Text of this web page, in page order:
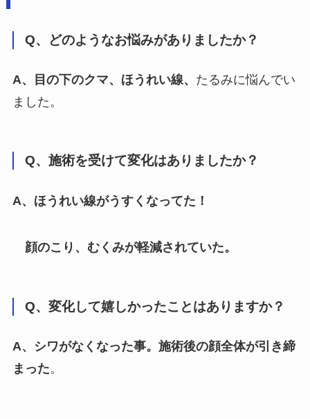
Q、どのようなお悩みがありましたか？
A、目の下のクマ、ほうれい線、 たるみに悩んでい
ました。
Q、施術を受けて変化はありましたか？
A、ほうれい線がうすくなってた！
顔のこり、むくみが軽減されていた。
Q、変化して嬉しかったことはありますか？
A、シワがなくなった事。施術後の顔全体が引き締
まった。